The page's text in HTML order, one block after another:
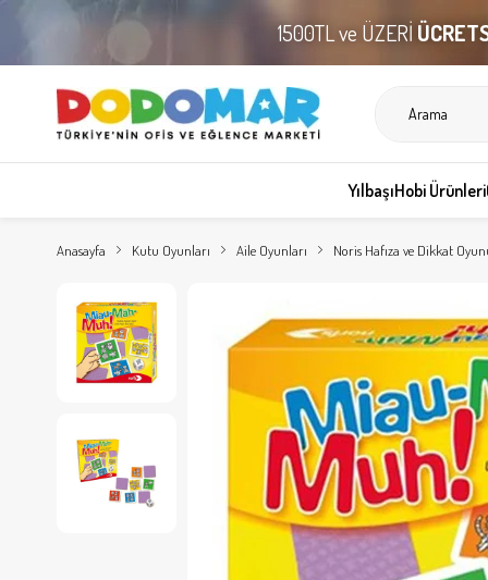
1500TL ve ÜZERİ
YılbaşıHobi Ürünleri
Anasayfa Kutu Oyunları Aile Oyunları Noris Hafıza ve Dikkat